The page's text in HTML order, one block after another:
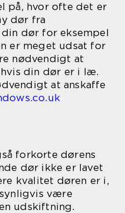
på, hvor ofte det er
dør fra
dør for eksempel
er meget udsat for
nødvendigt at
din dør er i læ.
at anskaffe
forkorte dørens
dør ikke er lavet
kvalitet døren er i,
være
udskiftning.